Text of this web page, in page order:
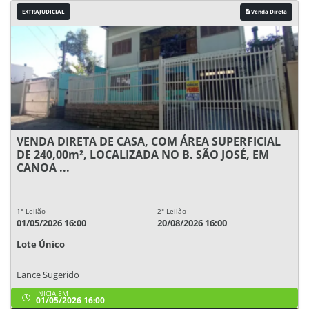
EXTRAJUDICIAL Venda Direta
VENDA DIRETA DE CASA, COM ÁREA SUPERFICIAL
DE 240,00m², LOCALIZADA NO B. SÃO JOSÉ, EM
CANOA ...
1° Leilão
01/05/2026 16:00
2° Leilão
20/08/2026 16:00
Lote Único
Lance Sugerido
INICIA EM
01/05/2026 16:00